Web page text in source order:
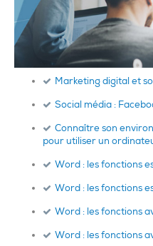
Marketing digital et
Social média :
Connaître son
pour utiliser un
Word : les fonctions
Word : les fonctions
Word : les fonctions
Word : les fonctions